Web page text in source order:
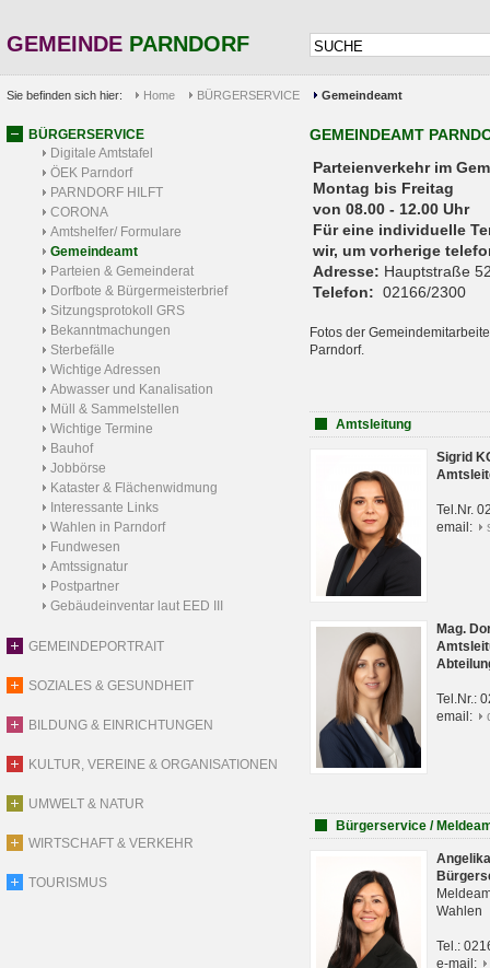
GEMEINDE PARNDORF
Sie befinden sich hier: Home BÜRGERSERVICE Gemeindeamt
BÜRGERSERVICE
Digitale Amtstafel
ÖEK Parndorf
PARNDORF HILFT
CORONA
Amtshelfer/ Formulare
Gemeindeamt
Parteien & Gemeinderat
Dorfbote & Bürgermeisterbrief
Sitzungsprotokoll GRS
Bekanntmachungen
Sterbefälle
Wichtige Adressen
Abwasser und Kanalisation
Müll & Sammelstellen
Wichtige Termine
Bauhof
Jobbörse
Kataster & Flächenwidmung
Interessante Links
Wahlen in Parndorf
Fundwesen
Amtssignatur
Postpartner
Gebäudeinventar laut EED III
GEMEINDEPORTRAIT
SOZIALES & GESUNDHEIT
BILDUNG & EINRICHTUNGEN
KULTUR, VEREINE & ORGANISATIONEN
UMWELT & NATUR
WIRTSCHAFT & VERKEHR
TOURISMUS
GEMEINDEAMT
Parteienverkehr
Montag bis Freitag
von 08.00 - 12.00 Uhr
Für eine individuelle
wir, um vorherige
Adresse: Hauptstraße
Telefon: 02166/2300
Fotos der
Parndorf.
Amtsleitung
Sigrid
Tel.Nr.
email:
Mag.
Tel.Nr.:
email:
Bürgerservice /
Wahlen
Tel.:
e-mail: